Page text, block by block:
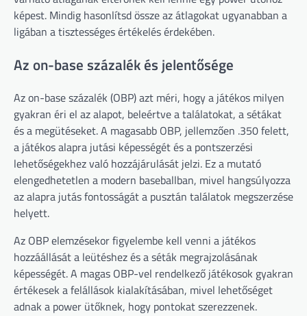
képest. Mindig hasonlítsd össze az átlagokat ugyanabban a
ligában a tisztességes értékelés érdekében.
Az on-base százalék és jelentősége
Az on-base százalék (OBP) azt méri, hogy a játékos milyen
gyakran éri el az alapot, beleértve a találatokat, a sétákat
és a megütéseket. A magasabb OBP, jellemzően .350 felett,
a játékos alapra jutási képességét és a pontszerzési
lehetőségekhez való hozzájárulását jelzi. Ez a mutató
elengedhetetlen a modern baseballban, mivel hangsúlyozza
az alapra jutás fontosságát a pusztán találatok megszerzése
helyett.
Az OBP elemzésekor figyelembe kell venni a játékos
hozzáállását a leütéshez és a séták megrajzolásának
képességét. A magas OBP-vel rendelkező játékosok gyakran
értékesek a felállások kialakításában, mivel lehetőséget
adnak a power ütőknek, hogy pontokat szerezzenek.